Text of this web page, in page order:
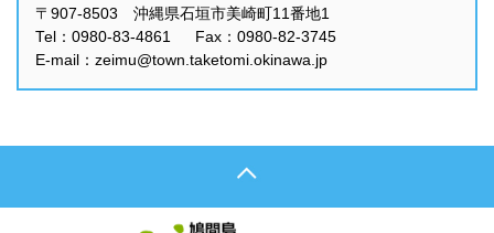
〒907-8503 沖縄県石垣市美崎町11番地1
Tel：0980-83-4861 Fax：0980-82-3745
E-mail：zeimu@town.taketomi.okinawa.jp